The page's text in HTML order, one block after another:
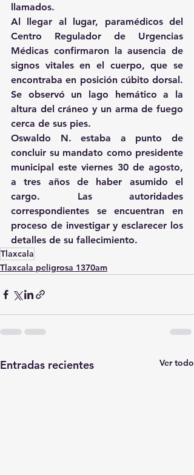
llamados.
Al llegar al lugar, paramédicos del
Centro Regulador de Urgencias
Médicas confirmaron la ausencia de
signos vitales en el cuerpo, que se
encontraba en posición cúbito dorsal.
Se observó un lago hemático a la
altura del cráneo y un arma de fuego
cerca de sus pies.
Oswaldo N. estaba a punto de
concluir su mandato como presidente
municipal este viernes 30 de agosto,
a tres años de haber asumido el
cargo. Las autoridades
correspondientes se encuentran en
proceso de investigar y esclarecer los
detalles de su fallecimiento.
Tlaxcala
Tlaxcala peligrosa 1370am
Entradas recientes Ver todo